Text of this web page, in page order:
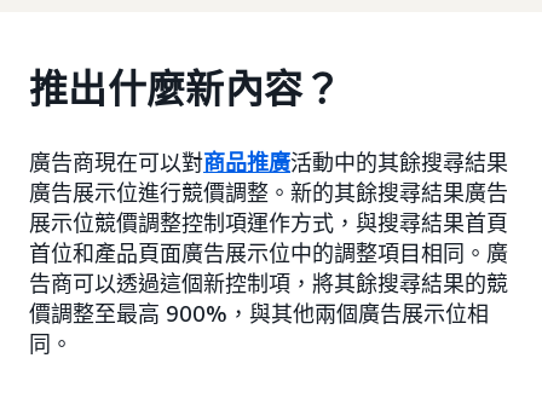
推出什麼新內容？
廣告商現在可以對商品推廣活動中的其餘搜尋結果
廣告展示位進行競價調整。新的其餘搜尋結果廣告
展示位競價調整控制項運作方式，與搜尋結果首頁
首位和產品頁面廣告展示位中的調整項目相同。廣
告商可以透過這個新控制項，將其餘搜尋結果的競
價調整至最高 900%，與其他兩個廣告展示位相
同。